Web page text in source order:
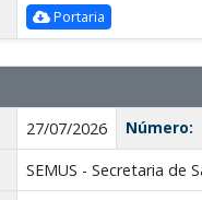
Portaria
27/07/2026 Número:
SEMUS - Secretaria de